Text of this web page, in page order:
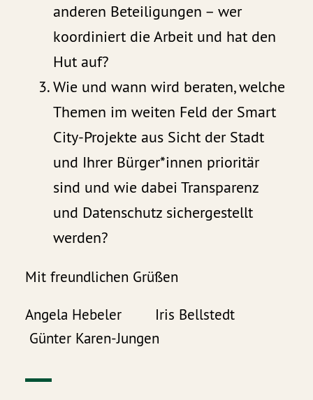
anderen Beteiligungen – wer
koordiniert die Arbeit und hat den
Hut auf?
Wie und wann wird beraten, welche
Themen im weiten Feld der Smart
City-Projekte aus Sicht der Stadt
und Ihrer Bürger*innen prioritär
sind und wie dabei Transparenz
und Datenschutz sichergestellt
werden?
Mit freundlichen Grüßen
Angela Hebeler Iris Bellstedt
Günter Karen-Jungen